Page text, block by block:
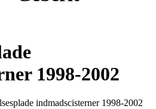
1998-2002
indmadscisterner 1998-2002